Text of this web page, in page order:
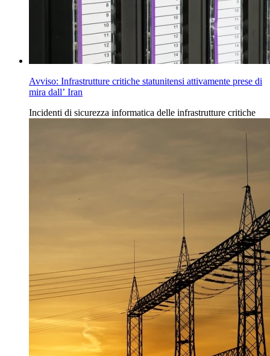
Avviso: Infrastrutture critiche statunitensi attivamente prese di
mira dall’ Iran
Incidenti di sicurezza informatica delle infrastrutture critiche